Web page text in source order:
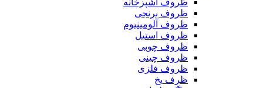
ظروف آشپزخانه
ظروف برنجی
ظروف آلومینیوم
ظروف استیل
ظروف چوبی
ظروف چینی
ظروف فلزی
ظرف یخ